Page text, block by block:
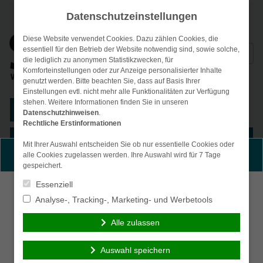
Suchen
nach:
Kunden-Login
Persönliche Beratung gewünscht?
Ich wünsche eine
persönliche Beratung
und möchte Kontakt mit
einem Berater
aufnehmen.
persönliche Beratung
und möchte mit dem
Besuch der Seite
Datenschutzeinstellungen
Diese Website verwendet Cookies. Dazu zählen Cookies, die
essentiell für den Betrieb der Website notwendig sind, sowie solche,
die lediglich zu anonymen Statistikzwecken, für
Komforteinstellungen oder zur Anzeige personalisierter Inhalte
genutzt werden. Bitte beachten Sie, dass auf Basis Ihrer
Einstellungen evtl. nicht mehr alle Funktionalitäten zur Verfügung
stehen. Weitere Informationen finden Sie in unseren
Datenschutzhinweisen.
Rechtliche Erstinformationen
Mit Ihrer Auswahl entscheiden Sie ob nur essentielle Cookies oder
alle Cookies zugelassen werden. Ihre Auswahl wird für 7 Tage
gespeichert.
Essenziell
Analyse-, Tracking-, Marketing- und Werbetools
Alle zulassen
Auswahl speichern